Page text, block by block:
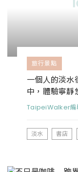
旅行景點
一個人的淡水
中，體驗寧靜
古蹟，淡水其
TaipeiWalker編
淡水 書店